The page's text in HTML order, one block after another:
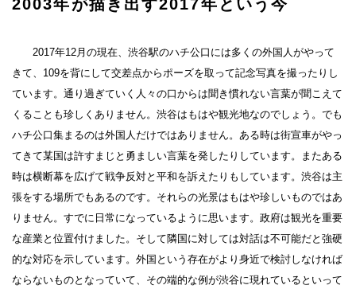
2003年が描き出す2017年という今
2017年12月の現在、渋谷駅のハチ公口には多くの外国人がやって
きて、109を背にして交差点からポーズを取って記念写真を撮ったりし
ています。通り過ぎていく人々の口からは聞き慣れない言葉が聞こえて
くることも珍しくありません。渋谷はもはや観光地なのでしょう。でも
ハチ公口集まるのは外国人だけではありません。ある時は街宣車がやっ
てきて某国は許すまじと勇ましい言葉を発したりしています。またある
時は横断幕を広げて戦争反対と平和を訴えたりもしています。渋谷は主
張をする場所でもあるのです。それらの光景はもはや珍しいものではあ
りません。すでに日常になっているように思います。政府は観光を重要
な産業と位置付けました。そして隣国に対しては対話は不可能だと強硬
的な対応を示しています。外国という存在がより身近で検討しなければ
ならないものとなっていて、その端的な例が渋谷に現れているといって